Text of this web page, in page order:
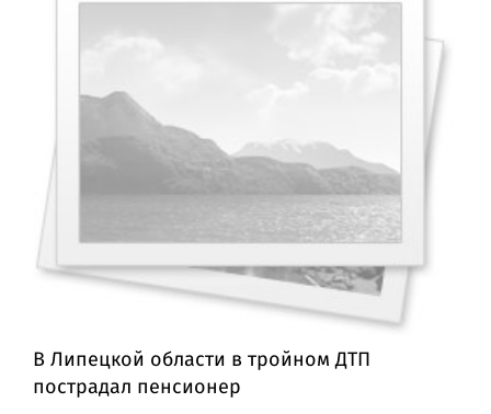
В Липецкой области в тройном ДТП
пострадал пенсионер